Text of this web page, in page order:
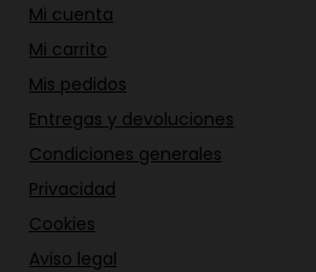
Mi cuenta
Mi carrito
Mis pedidos
Entregas y devoluciones
Condiciones generales
Privacidad
Cookies
Aviso legal